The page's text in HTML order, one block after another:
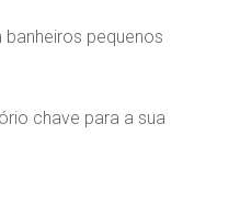
banheiros pequenos
chave para a sua